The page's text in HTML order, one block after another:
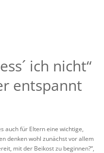
ich nicht“
entspannt
auch für Eltern eine wichtige,
denken wohl zunächst vor allem
mit der Beikost zu beginnen?“,